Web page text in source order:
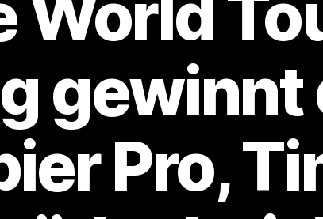
gewinnt
Pro,